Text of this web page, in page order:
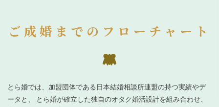
ご成婚までのフローチャート
とら婚では、加盟団体である日本結婚相談所連盟の持つ実績やデ
ータと、 とら婚が確立した独自のオタク婚活設計を組み合わせ、